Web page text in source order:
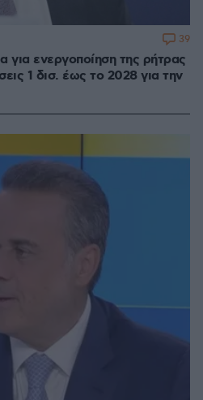
για ενεργοποίηση της ρήτρας
1 δισ. έως το 2028 για την
39